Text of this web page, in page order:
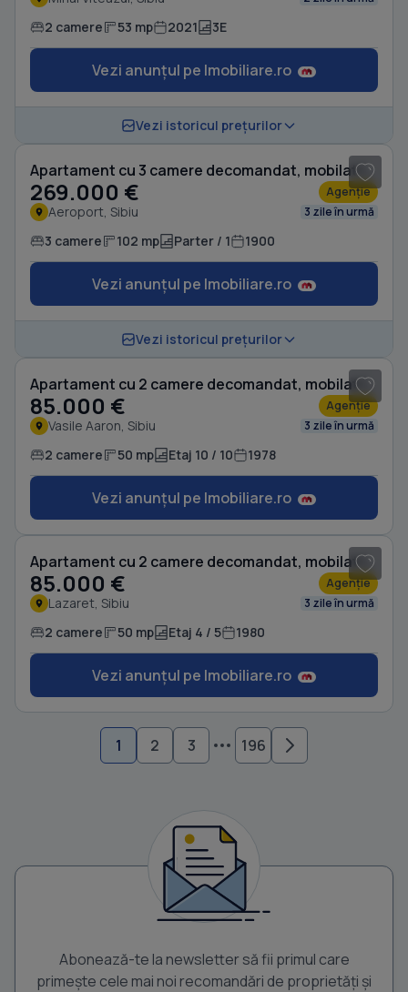
2 camere 53 mp 2021 3E
Vezi anunțul pe Imobiliare.ro
Vezi istoricul prețurilor
Apartament cu 3 camere decomandat, mobilat în Aeroport
269.000 € Agenție
Aeroport, Sibiu 3 zile în urmă
3 camere 102 mp Parter / 1 1900
Vezi anunțul pe Imobiliare.ro
Vezi istoricul prețurilor
Apartament cu 2 camere decomandat, mobilat în Vasile Aaron
85.000 € Agenție
Vasile Aaron, Sibiu 3 zile în urmă
2 camere 50 mp Etaj 10 / 10 1978
Vezi anunțul pe Imobiliare.ro
Apartament cu 2 camere decomandat, mobilat în Lazaret
85.000 € Agenție
Lazaret, Sibiu 3 zile în urmă
2 camere 50 mp Etaj 4 / 5 1980
Vezi anunțul pe Imobiliare.ro
1 2 3 196
Abonează-te la newsletter să fii primul care
primește cele mai noi recomandări de proprietăți și